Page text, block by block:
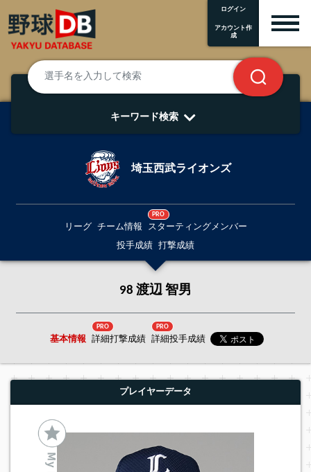
ログイン
アカウント作
成
キーワード検索
埼玉西武ライオンズ
リーグ チーム情報
PRO
スターティングメンバー
投手成績 打撃成績
98 渡辺 智男
基本情報
PRO
詳細打撃成績
PRO
詳細投手成績
プレイヤーデータ